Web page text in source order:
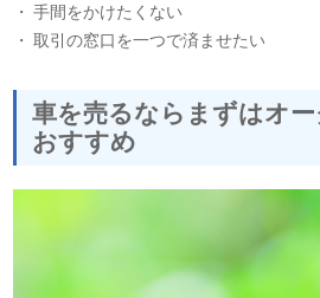
手間をかけたくない
取引の窓口を一つで済ませたい
車を売るならまずはオ
おすすめ